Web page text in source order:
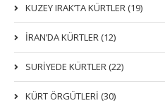
KUZEY IRAK’TA KÜRTLER (19)
İRAN’DA KÜRTLER (12)
SURİYEDE KÜRTLER (22)
KÜRT ÖRGÜTLERİ (30)